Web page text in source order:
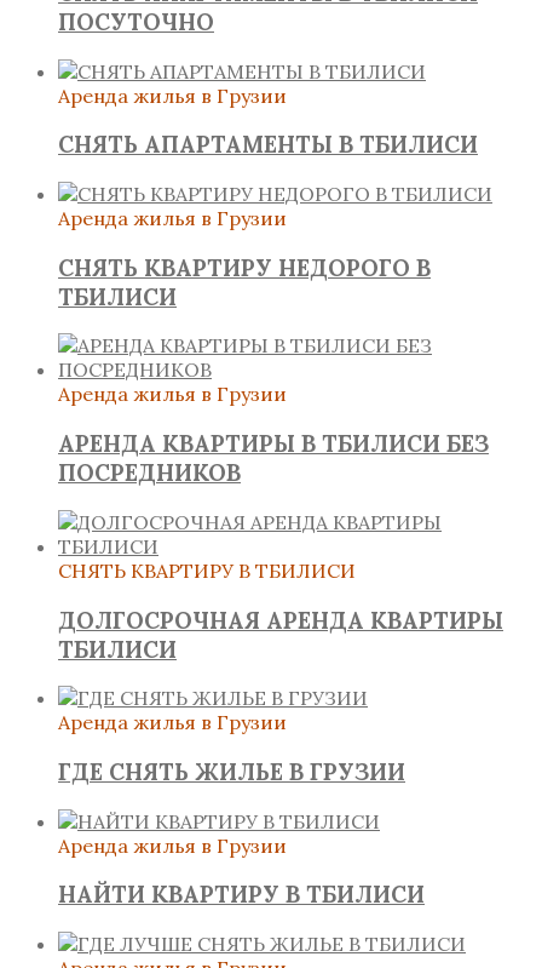
ПОСУТОЧНО
Аренда жилья в Грузии
СНЯТЬ АПАРТАМЕНТЫ В ТБИЛИСИ
Аренда жилья в Грузии
СНЯТЬ КВАРТИРУ НЕДОРОГО В
ТБИЛИСИ
Аренда жилья в Грузии
АРЕНДА КВАРТИРЫ В ТБИЛИСИ БЕЗ
ПОСРЕДНИКОВ
СНЯТЬ КВАРТИРУ В ТБИЛИСИ
ДОЛГОСРОЧНАЯ АРЕНДА КВАРТИРЫ
ТБИЛИСИ
Аренда жилья в Грузии
ГДЕ СНЯТЬ ЖИЛЬЕ В ГРУЗИИ
Аренда жилья в Грузии
НАЙТИ КВАРТИРУ В ТБИЛИСИ